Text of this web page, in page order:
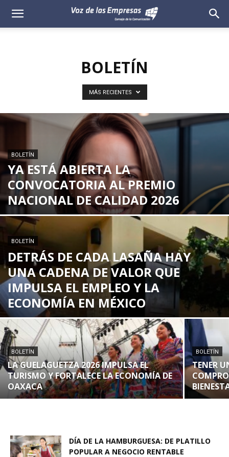
Voz
BOLETÍN
MÁS RECIENTES
BOLETÍN
YA ESTÁ ABIERTA LA
CONVOCATORIA AL PREMIO
NACIONAL DE CALIDAD 2026
BOLETÍN
DETRÁS DE CADA LASAÑA HAY
UNA CADENA DE VALOR QUE
IMPULSA EL EMPLEO Y LA
ECONOMÍA EN MÉXICO
BOLETÍN
LA GUELAGUETZA 2026 IMPULSA EL
TURISMO Y FORTALECE LA ECONOMÍA DE
OAXACA
BOLETÍN
TENER
DÍA DE LA HAMBURGUESA: DE PLATILLO
POPULAR A NEGOCIO RENTABLE